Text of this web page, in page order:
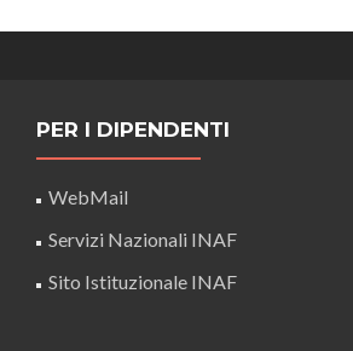
PER I DIPENDENTI
WebMail
Servizi Nazionali INAF
Sito Istituzionale INAF